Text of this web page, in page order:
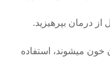
از درمان بپرهیزید.
خون میشوند، استفاده